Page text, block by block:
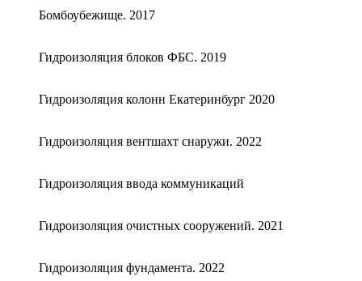
Бомбоубежище. 2017
Гидроизоляция блоков ФБС. 2019
Гидроизоляция колонн Екатеринбург 2020
Гидроизоляция вентшахт снаружи. 2022
Гидроизоляция ввода коммуникаций
Гидроизоляция очистных сооружений. 2021
Гидроизоляция фундамента. 2022